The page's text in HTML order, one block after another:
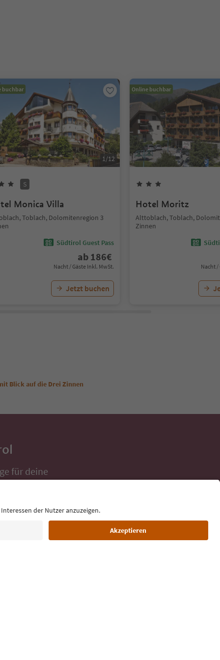
buchbar
1/12
S
Monica Villa
Toblach, Dolomitenregion 3
Südtirol Guest Pass
ab 186€
Nacht / Gäste Inkl. MwSt.
Jetzt buchen
Online buchbar
Hotel Moritz
Alttoblach, Toblach,
Zinnen
Nacht /
Blick auf die Drei Zinnen
für deine
direkt ins